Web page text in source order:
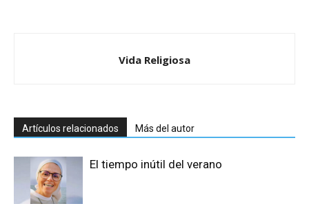
Vida Religiosa
Artículos relacionados Más del autor
El tiempo inútil del verano